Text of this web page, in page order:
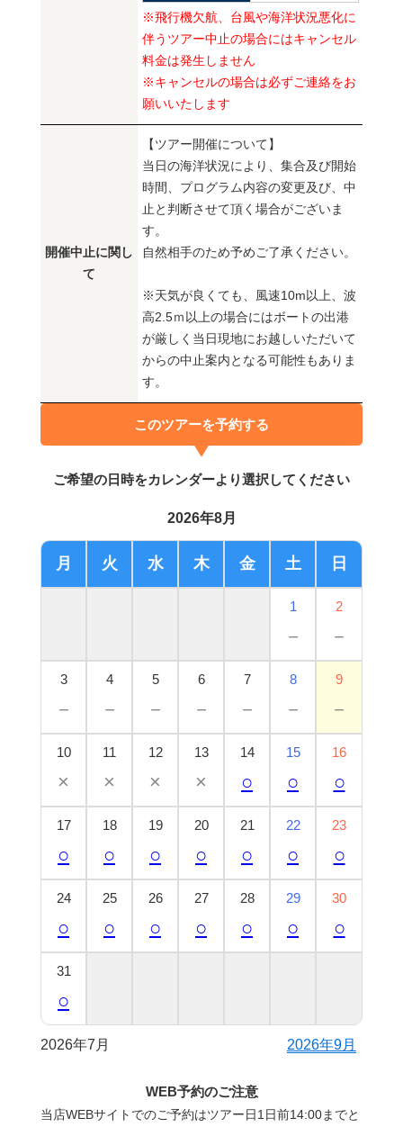
※飛行機欠航、台風や海洋状況悪化に
伴うツアー中止の場合にはキャンセル
料金は発生しません
※キャンセルの場合は必ずご連絡をお
願いいたします
開催中止に関し
て
【ツアー開催について】
当日の海洋状況により、集合及び開始
時間、プログラム内容の変更及び、中
止と判断させて頂く場合がございま
す。
自然相手のため予めご了承ください。
※天気が良くても、風速10m以上、波
高2.5ｍ以上の場合にはボートの出港
が厳しく当日現地にお越しいただいて
からの中止案内となる可能性もありま
す。
このツアーを予約する
ご希望の日時をカレンダーより選択してください
WEB予約のご注意
当店WEBサイトでのご予約はツアー日1日前14:00までと
2026年8月
月 火 水 木 金 土 日
1
－
2
－
3
－
4
－
5
－
6
－
7
－
8
－
9
－
10
×
11
×
12
×
13
×
14
○
15
○
16
○
17
○
18
○
19
○
20
○
21
○
22
○
23
○
24
○
25
○
26
○
27
○
28
○
29
○
30
○
31
○
2026年7月 2026年9月